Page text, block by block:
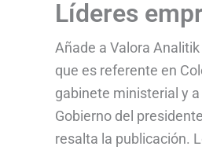
Líderes
Añade a Valora
que es referente en
gabinete ministerial y
Gobierno del
resalta la publicación.